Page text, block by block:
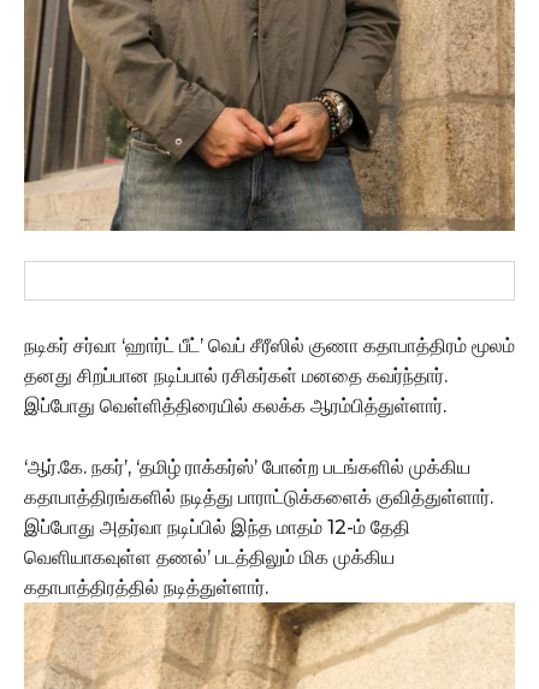
நடிகர் சர்வா ‘ஹார்ட் பீட்’ வெப் சீரீஸில் குணா கதாபாத்திரம் மூலம்
தனது சிறப்பான நடிப்பால் ரசிகர்கள் மனதை கவர்ந்தார்.
இப்போது வெள்ளித்திரையில் கலக்க ஆரம்பித்துள்ளார்.
‘ஆர்.கே. நகர்’, ‘தமிழ் ராக்கர்ஸ்’ போன்ற படங்களில் முக்கிய
கதாபாத்திரங்களில் நடித்து பாராட்டுக்களைக் குவித்துள்ளார்.
இப்போது அதர்வா நடிப்பில் இந்த மாதம் 12-ம் தேதி
வெளியாகவுள்ள தணல்’ படத்திலும் மிக முக்கிய
கதாபாத்திரத்தில் நடித்துள்ளார்.